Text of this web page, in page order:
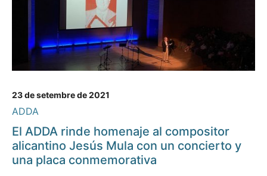
23 de setembre de 2021
ADDA
El ADDA rinde homenaje al compositor
alicantino Jesús Mula con un concierto y
una placa conmemorativa